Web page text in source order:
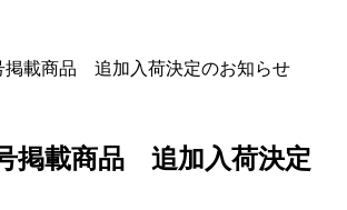
掲載商品 追加入荷決定のお知らせ
掲載商品 追加入荷決定